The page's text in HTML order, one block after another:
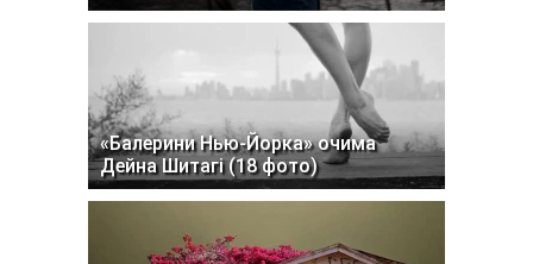
«Балерини Нью-Йорка» очима
Дейна Шитагі (18 фото)